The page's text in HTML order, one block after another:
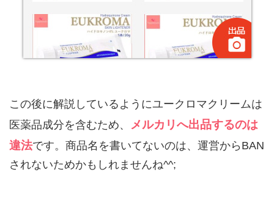
この後に解説しているようにユークロマクリームは
医薬品成分を含むため、
メルカリへ出品するのは
違法です。商品名を書いてないのは、運営からBAN
されないためかもしれませんね^^;